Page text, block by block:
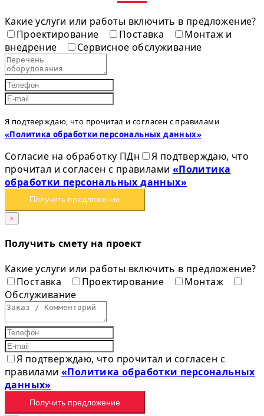
Какие услуги или работы включить в предложение?
Проектирование
Поставка
Монтаж и
внедрение
Сервисное обслуживание
Я подтверждаю, что прочитал и согласен с правилами
«Политика обработки персональных данных»
Согласие на обработку ПДн
Я подтверждаю, что
прочитал и согласен с правилами «Политика
обработки персональных данных»
Получить предложение
×
Получить смету на проект
Какие услуги или работы включить в предложение?
Поставка
Проектирование
Монтаж
Обслуживание
Я подтверждаю, что прочитал и согласен с
правилами«Политика обработки персональных
данных»
Получить предложение